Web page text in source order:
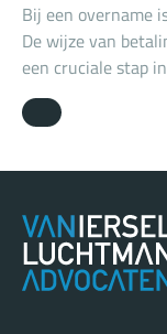
Bij een overname
De wijze van
een cruciale stap
hierbij een
meer thuishoort bij
hun voor- en